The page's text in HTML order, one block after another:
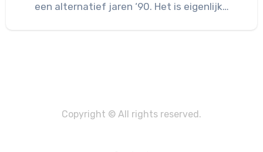
een alternatief jaren ‘90. Het is eigenlijk…
Copyright © All rights reserved.